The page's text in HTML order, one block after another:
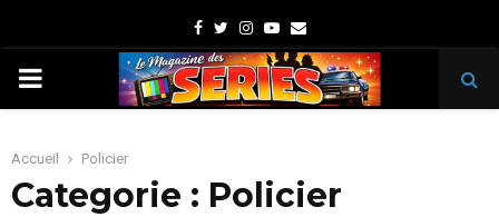
Facebook
TwitterInstagram
Youtube
Email
PRIMARY
Accueil Policier
Categorie : Policier